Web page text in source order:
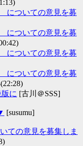
についての意見を募
についての意見を募
についての意見を募
についての意見を募
に [古川＠SSS]
[susumu]
ての意見を募集しま